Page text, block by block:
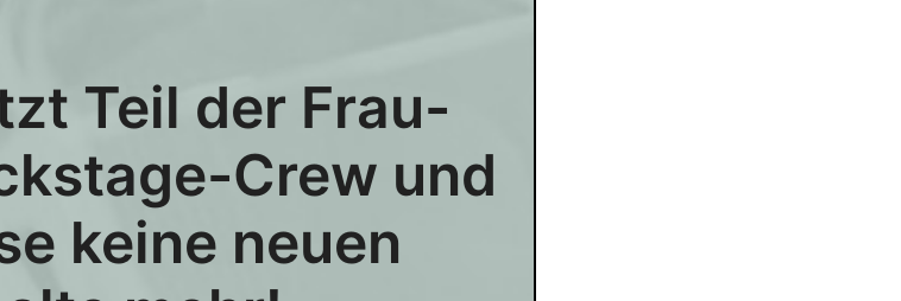
Teil der Frau-
Crew und
keine neuen